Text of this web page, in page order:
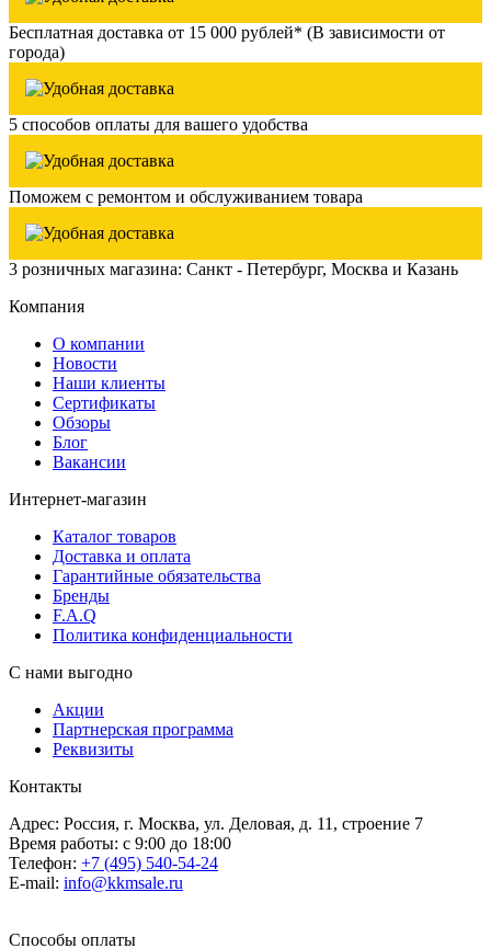
Бесплатная доставка от 15 000 рублей* (В зависимости от
города)
5 способов оплаты для вашего удобства
Поможем с ремонтом и обслуживанием товара
3 розничных магазина: Санкт - Петербург, Москва и Казань
Компания
О компании
Новости
Наши клиенты
Сертификаты
Обзоры
Блог
Вакансии
Интернет-магазин
Каталог товаров
Доставка и оплата
Гарантийные обязательства
Бренды
F.A.Q
Политика конфиденциальности
С нами выгодно
Акции
Партнерская программа
Реквизиты
Контакты
Адрес: Россия, г. Москва, ул. Деловая, д. 11, строение 7
Время работы: с 9:00 до 18:00
Телефон: +7 (495) 540-54-24
E-mail: info@kkmsale.ru
Способы оплаты